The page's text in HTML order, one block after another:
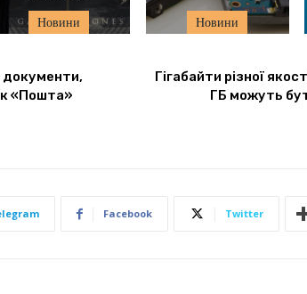
Новини Новини
документи,
«Пошта»
Гігабайти різної
ГБ можуть
Facebook Twitter